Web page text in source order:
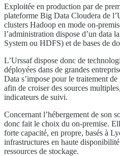
Exploitée en production par de
plateforme Big Data Cloudera de
clusters Hadoop en mode on-
l’administration dispose d’un data
System ou HDFS) et de bases de
L’Urssaf dispose donc de
déployées dans de grandes
Data s’impose pour le traitement
afin de croiser des sources
indicateurs de suivi.
Concernant l’hébergement de son
donc fait le choix du on-premise.
forte capacité, en propre, basés à
infrastructures en haute
ressources de stockage.